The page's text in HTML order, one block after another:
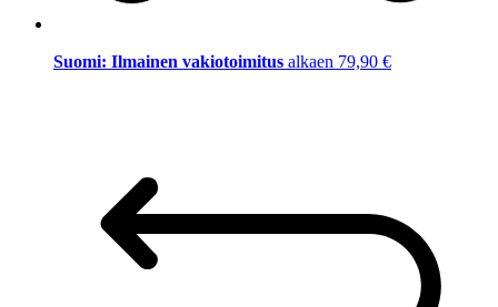
Suomi: Ilmainen vakiotoimitus alkaen 79,90 €